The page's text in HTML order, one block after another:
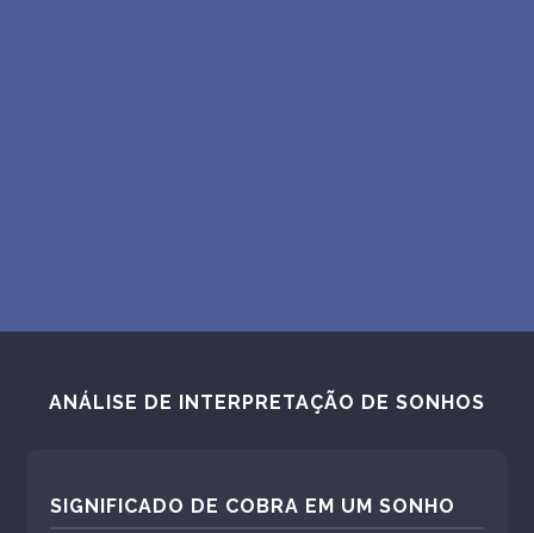
ANÁLISE DE INTERPRETAÇÃO DE SONHOS
SIGNIFICADO DE COBRA EM UM SONHO